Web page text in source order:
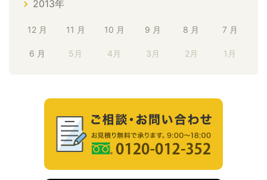
2013年
12 月 11 月 10 月 9 月 8 月 7 月
6 月 5月 4月 3月 2月 1月